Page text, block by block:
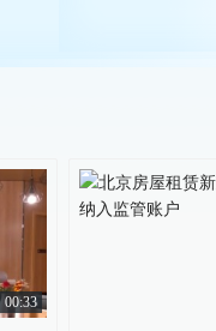
00:33